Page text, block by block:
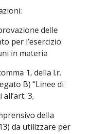
delle
per l’esercizio
in materia
1, della l.r.
B) “Linee di
3,
della
da utilizzare per